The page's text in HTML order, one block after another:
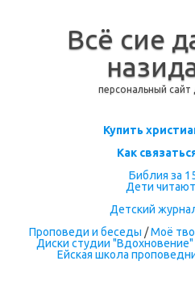
Всё сие
персональный сайт
Перейти к
Купить
Как
Библия за
Дети
Детский
Проповеди и беседы /Моё
Диски студии "Вдохновение"
Ейская школа